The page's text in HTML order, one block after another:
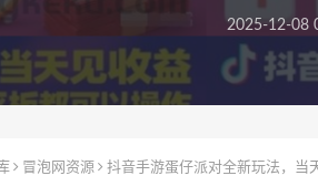
2025-12-08
冒泡网资源 抖音手游蛋仔派对全新玩法，当